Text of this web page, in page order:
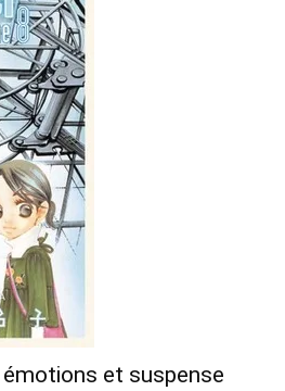
et suspense